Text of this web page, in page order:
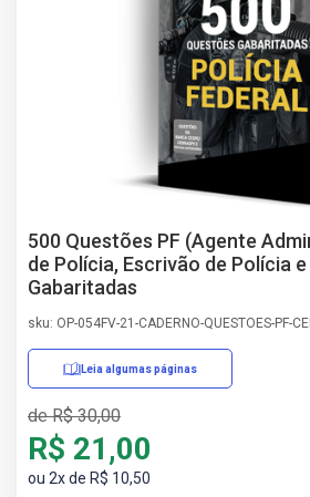
500 Questões PF (Agente
de Polícia, Escrivão de Polícia
Gabaritadas
sku: OP-054FV-21-CADERNO-QUESTOES-PF-
Leia algumas páginas
de R$ 30,00
R$ 21,00
ou 2x de R$ 10,50